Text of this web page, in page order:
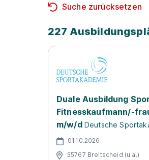
Suche zurücksetzen
227
Duale Ausbildung
Fitnesskaufmann/-
m/w/d Deutsche
01.10.2026
35767 Breitscheid (u.a.)